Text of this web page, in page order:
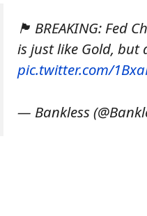
🏴 BREAKING: Fed
is just like Gold, but
pic.twitter.com/
— Bankless